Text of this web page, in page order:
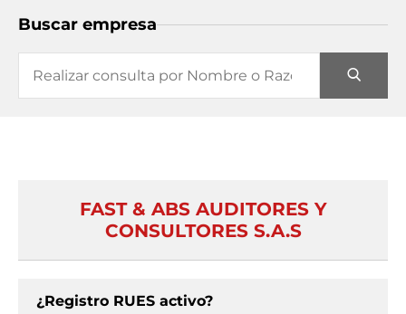
Buscar empresa
FAST & ABS AUDITORES Y
CONSULTORES S.A.S
¿Registro RUES activo?